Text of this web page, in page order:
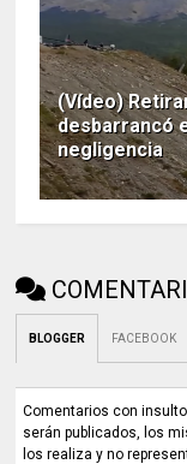
(Vídeo)
desbarrancó
negligencia
BLOGGER FACEBOOK
Comentarios con
serán publicados, los
los realiza y no